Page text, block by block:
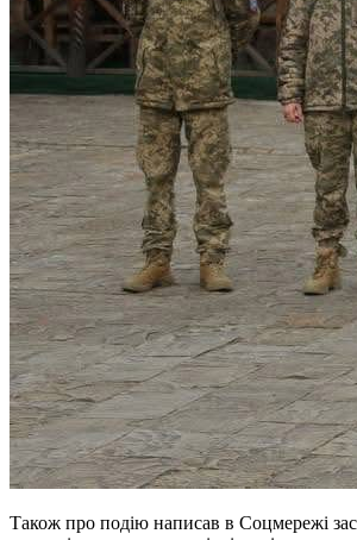
Також про подію написав в Соцмережі